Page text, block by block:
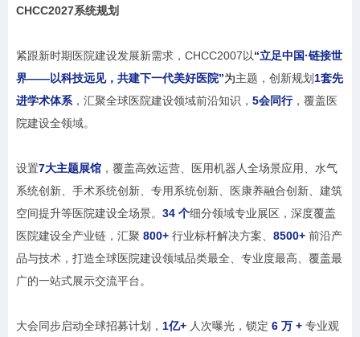
CHCC2027系统规划
紧跟新时期医院建设发展新需求，CHCC2007以“立足中国·链接世
界——以科技远见，共建下一代美好医院”为主题，创新规划1套先
进学术体系 ，汇聚全球医院建设领域前沿知识， 5会同行，覆盖医
院建设全领域。
设置7大主题展馆 ，覆盖高效运营、医用机器人全场景应用、水气
系统创新、手术系统创新、专用系统创新、医康养融合创新、建筑
空间提升等医院建设全场景。 34 个细分领域专业展区，深度覆盖
医院建设全产业链，汇聚 800+ 行业标杆解决方案、 8500+ 前沿产
品与技术，打造全球医院建设领域品类最全、专业度最高、覆盖最
广的一站式展示交流平台。
大会同步启动全球招募计划， 1亿+ 人次曝光，锁定 6 万 + 专业观